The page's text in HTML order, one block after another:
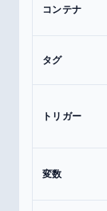
コンテナ
タグ
トリガー
変数